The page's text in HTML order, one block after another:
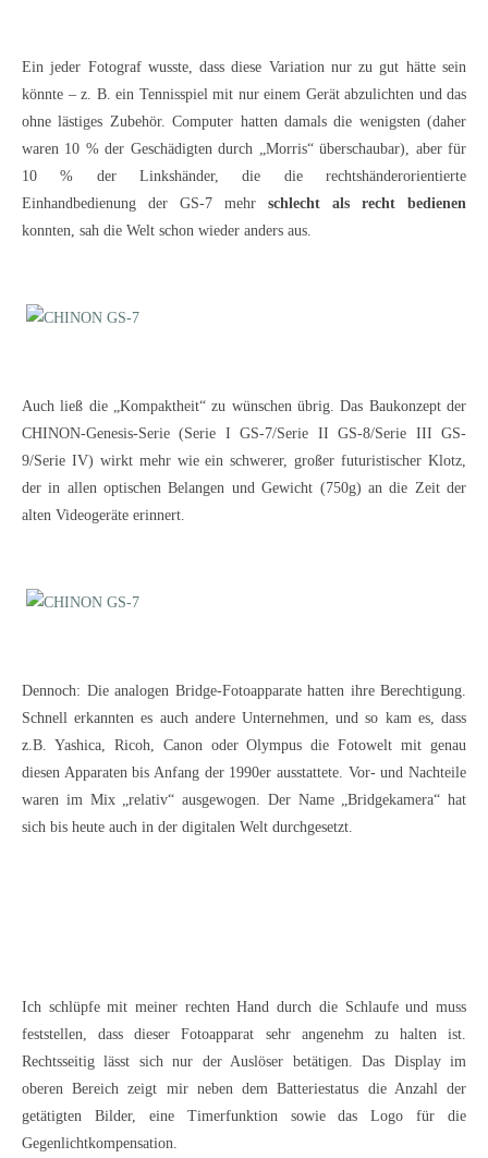
Ein jeder Fotograf wusste, dass diese Variation nur zu gut hätte sein
könnte – z. B. ein Tennisspiel mit nur einem Gerät abzulichten und das
ohne lästiges Zubehör. Computer hatten damals die wenigsten (daher
waren 10 % der Geschädigten durch „Morris“ überschaubar), aber für
10 % der Linkshänder, die die rechtshänderorientierte
Einhandbedienung der GS-7 mehr schlecht als
recht bedienen
konnten, sah die Welt schon wieder anders aus.
Auch ließ die „Kompaktheit“ zu wünschen übrig. Das Baukonzept der
CHINON-Genesis-Serie (Serie I GS-7/Serie II GS-8/Serie III GS-
9/Serie IV) wirkt mehr wie ein schwerer, großer futuristischer Klotz,
der in allen optischen Belangen und Gewicht (750g) an die Zeit der
alten Videogeräte erinnert.
Dennoch: Die analogen Bridge-Fotoapparate hatten ihre Berechtigung.
Schnell erkannten es auch andere Unternehmen, und so kam es, dass
z.B. Yashica, Ricoh, Canon oder Olympus die Fotowelt mit genau
diesen Apparaten bis Anfang der 1990er ausstattete. Vor- und Nachteile
waren im Mix „relativ“ ausgewogen. Der Name „Bridgekamera“ hat
sich bis heute auch in der digitalen Welt durchgesetzt.
Ich schlüpfe mit meiner rechten Hand durch die Schlaufe und muss
feststellen, dass dieser Fotoapparat sehr angenehm zu halten ist.
Rechtsseitig lässt sich nur der Auslöser betätigen. Das Display im
oberen Bereich zeigt mir neben dem Batteriestatus die Anzahl der
getätigten Bilder, eine Timerfunktion sowie das Logo für die
Gegenlichtkompensation.